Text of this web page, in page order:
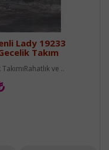
Lady 19233
Takım
ve ..